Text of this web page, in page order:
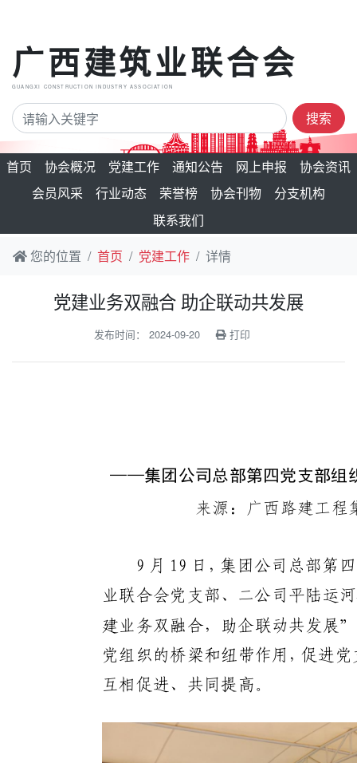
广西建筑业联合会
GUANGXI CONSTRUCTION INDUSTRY ASSOCIATION
搜索
首页 协会概况 党建工作 通知公告 网上申报
协会资讯
会员风采
行业动态 荣誉榜 协会刊物
分支机构
联系我们
您的位置
首页 党建工作 详情
党建业务双融合 助企联动共发展
发布时间： 2024-09-20 打印
——集团公司总部第四党支部组
来源：
广西路建工程
9 月 19 日，集团公司总部第
业联合会党支部、二公司平陆运
建业务双融合，助企联动共发展”
党组织的桥梁和纽带作用，促进
互相促进、共同提高。